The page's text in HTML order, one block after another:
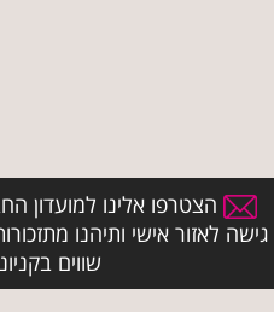
הצטרפו אלינו למועדון
גישה לאזור אישי ותיהנו
שווים